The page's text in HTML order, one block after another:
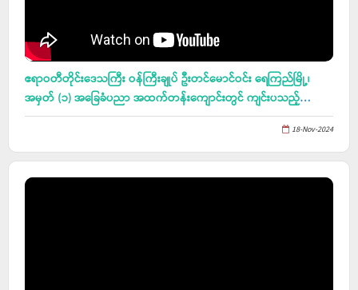
ဧရာဝတီတိုင်းဒေသကြီး ဝန်ကြီးချုပ် ဦးတင်မောင်ဝင်း ရေကြည်မြို့၊
အမှတ် (၁) အခြေခံပညာ အထက်တန်းကျောင်းတွင် ကျင်းပသည့်
စာကြည့်တိုက်များ ဖွံ့ဖြိုးတိုးတက်ရေးနှင့် စာဖတ်ရှိန်မြှင့်တင်ရေးပွဲတော်
18-Nov-2024